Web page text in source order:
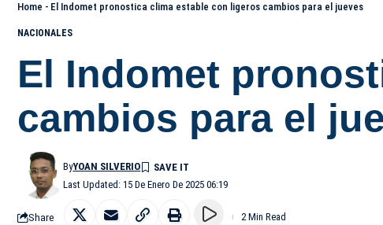
Home - El Indomet pronostica clima estable con ligeros cambios para el jueves
NACIONALES
El Indomet
cambios para el
Last Updated: 15 De Enero De 2025 06:19
ByYOAN SILVERIO
Share 2 Min Read